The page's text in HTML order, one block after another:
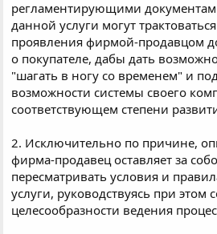
регламентирующими
данной услуги могут
проявления фирмой-продавцом
о покупателе, дабы дать
"шагать в ногу со временем" и
возможности системы своего
соответствующем степени
2. Исключительно по причине,
фирма-продавец оставляет за
пересматривать условия и
услуги, руководствуясь при этом
целесообразности ведения